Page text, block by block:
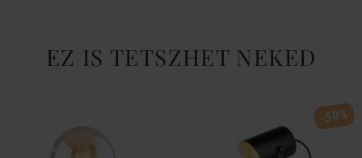
EZ IS TETSZHET NEKED
-50%